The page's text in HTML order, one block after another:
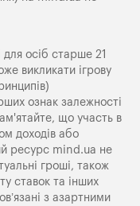
осіб старше 21
викликати ігрову
ознак залежності
що участь в
доходів або
ресурс mind.ua не
гроші, також
ставок та інших
з азартними